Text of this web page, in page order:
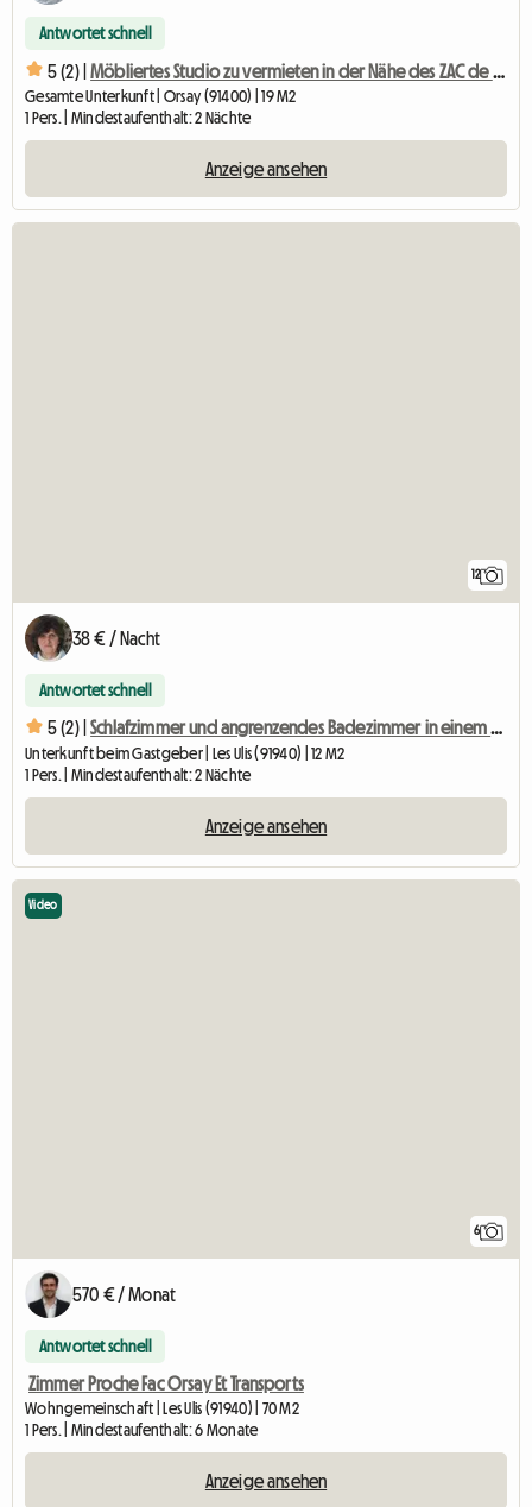
Antwortet schnell
5 (2) | Möbliertes Studio zu vermieten in der Nähe des ZAC de Courtaboeuf
Gesamte Unterkunft | Orsay (91400) | 19 M2
1 Pers. | Mindestaufenthalt: 2 Nächte
Anzeige ansehen
12
38 € / Nacht
Antwortet schnell
5 (2) | Schlafzimmer und angrenzendes Badezimmer in einem Privathaus in Orsay/Les Ulis
Unterkunft beim Gastgeber | Les Ulis (91940) | 12 M2
1 Pers. | Mindestaufenthalt: 2 Nächte
Anzeige ansehen
6
Video
570 € / Monat
Antwortet schnell
Zimmer Proche Fac Orsay Et Transports
Wohngemeinschaft | Les Ulis (91940) | 70 M2
1 Pers. | Mindestaufenthalt: 6 Monate
Anzeige ansehen